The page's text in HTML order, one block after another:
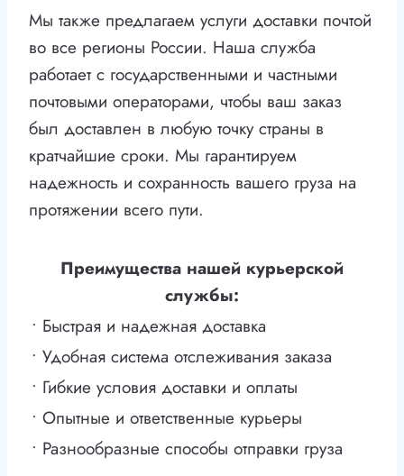
Мы также предлагаем услуги доставки почтой
во все регионы России. Наша служба
работает с государственными и частными
почтовыми операторами, чтобы ваш заказ
был доставлен в любую точку страны в
кратчайшие сроки. Мы гарантируем
надежность и сохранность вашего груза на
протяжении всего пути.
Преимущества нашей курьерской
службы:
• Быстрая и надежная доставка
• Удобная система отслеживания заказа
• Гибкие условия доставки и оплаты
• Опытные и ответственные курьеры
• Разнообразные способы отправки груза